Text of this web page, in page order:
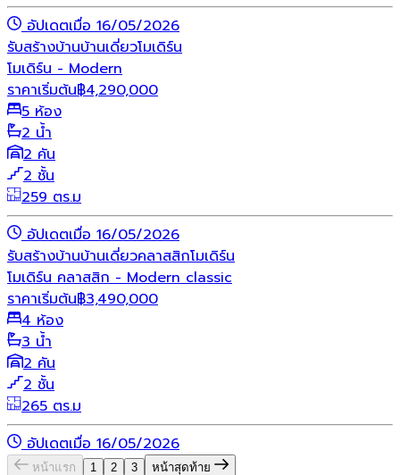
อัปเดตเมื่อ 16/05/2026
รับสร้างบ้านบ้านเดี่ยวโมเดิร์น
โมเดิร์น - Modern
ราคาเริ่มต้น฿4,290,000
5 ห้อง
2 น้ำ
2 คัน
2 ชั้น
259 ตร.ม
อัปเดตเมื่อ 16/05/2026
รับสร้างบ้านบ้านเดี่ยวคลาสสิกโมเดิร์น
โมเดิร์น คลาสสิก - Modern classic
ราคาเริ่มต้น฿3,490,000
4 ห้อง
3 น้ำ
2 คัน
2 ชั้น
265 ตร.ม
อัปเดตเมื่อ 16/05/2026
หน้าแรก 1 2 3 หน้าสุดท้าย